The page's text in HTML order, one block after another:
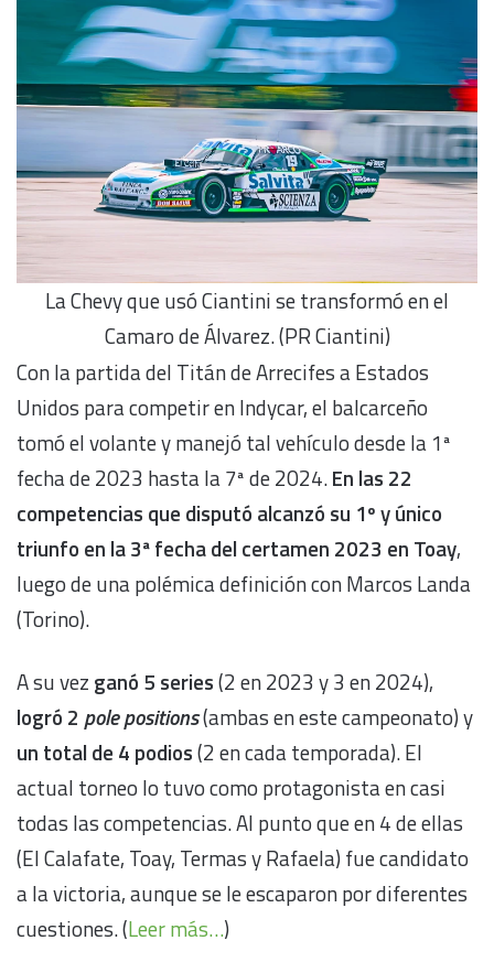
La Chevy que usó Ciantini se transformó en el
Camaro de Álvarez. (PR Ciantini)
Con la partida del Titán de Arrecifes a Estados
Unidos para competir en Indycar, el balcarceño
tomó el volante y manejó tal vehículo desde la 1ª
fecha de 2023 hasta la 7ª de 2024.En las 22
competencias que disputó alcanzó su 1º y único
triunfo en la 3ª fecha del certamen 2023 en Toay,
luego de una polémica definición con Marcos Landa
(Torino).
A su vez ganó 5 series(2 en 2023 y 3 en 2024),
logró 2 pole positions(ambas en este campeonato) y
un total de 4 podios(2 en cada temporada). El
actual torneo lo tuvo como protagonista en casi
todas las competencias. Al punto que en 4 de ellas
(El Calafate, Toay, Termas y Rafaela) fue candidato
a la victoria, aunque se le escaparon por diferentes
cuestiones. (Leer más…)